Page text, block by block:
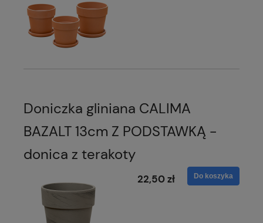
Doniczka gliniana CALIMA
BAZALT 13cm Z PODSTAWKĄ -
donica z terakoty
22,50 zł Do koszyka